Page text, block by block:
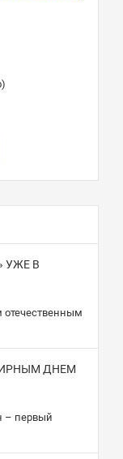
УЖЕ В
ДНЕМ
– первый